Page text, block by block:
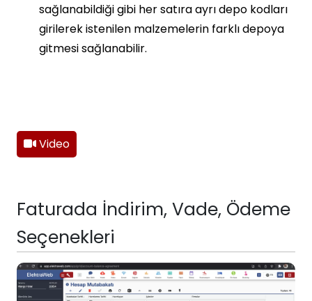
sağlanabildiği gibi her satıra ayrı depo kodları
girilerek istenilen malzemelerin farklı depoya
gitmesi sağlanabilir.
Video
Faturada İndirim, Vade, Ödeme
Seçenekleri